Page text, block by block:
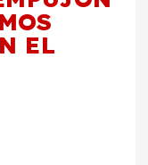
EL